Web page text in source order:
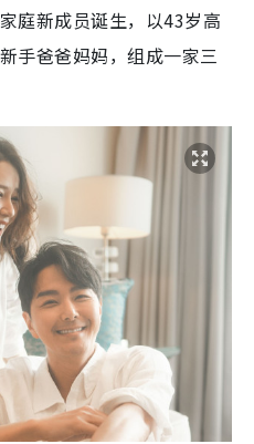
庭新成员诞生，以43岁高
手爸爸妈妈，组成一家三